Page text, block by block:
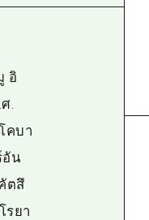
อิ
.
คบา
อัน
ตสึ
รยา